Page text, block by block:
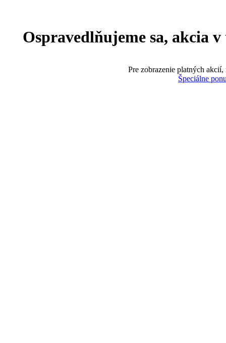
Ospravedlňujeme sa, akcia
Pre zobrazenie platných
Špeciálne